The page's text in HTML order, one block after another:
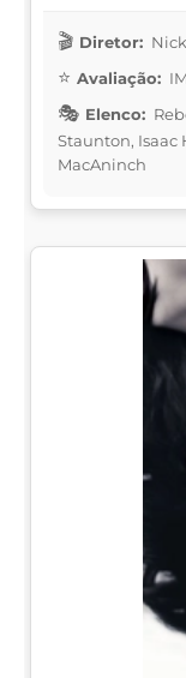
Diretor:
Avaliação:
Elenco:
Staunton, Isaac
MacAninch